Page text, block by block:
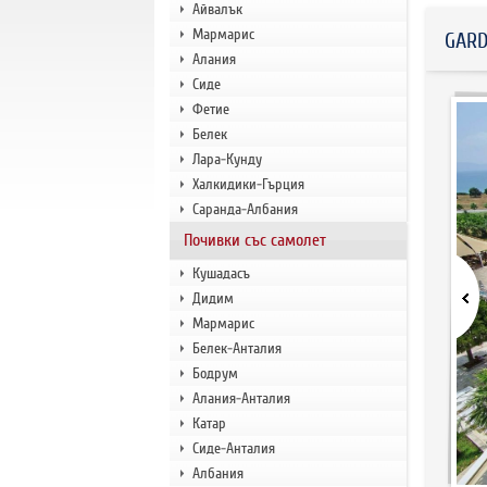
Айвалък
Мармарис
Алания
Сиде
Фетие
Белек
Лара-Кунду
Халкидики-Гърция
Саранда-Албания
Почивки със самолет
Кушадасъ
Дидим
Мармарис
Белек-Анталия
Бодрум
Алания-Анталия
Катар
Сиде-Анталия
Албания